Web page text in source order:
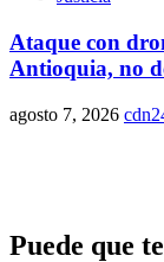
Ataque con
Antioquia, no
agosto 7, 2026
Puede que